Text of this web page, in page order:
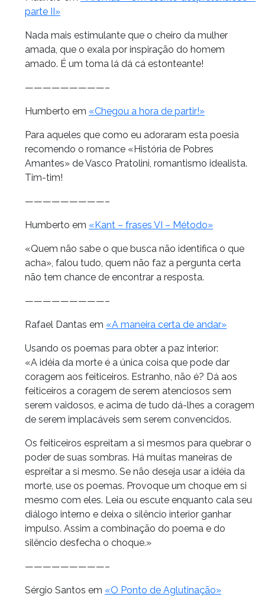
parte II»
Nada mais estimulante que o cheiro da mulher
amada, que o exala por inspiração do homem
amado. É um toma lá dá cá estonteante!
—————————–
Humberto em «Chegou a hora de partir!»
Para aqueles que como eu adoraram esta poesia
recomendo o romance «História de Pobres
Amantes» de Vasco Pratolini, romantismo idealista.
Tim-tim!
—————————–
Humberto em «Kant – frases VI – Método»
«Quem não sabe o que busca não identifica o que
acha», falou tudo, quem não faz a pergunta certa
não tem chance de encontrar a resposta.
—————————–
Rafael Dantas em «A maneira certa de andar»
Usando os poemas para obter a paz interior:
«A idéia da morte é a única coisa que pode dar
coragem aos feiticeiros. Estranho, não é? Dá aos
feiticeiros a coragem de serem atenciosos sem
serem vaidosos, e acima de tudo dá-lhes a coragem
de serem implacáveis sem serem convencidos.
Os feiticeiros espreitam a si mesmos para quebrar o
poder de suas sombras. Há muitas maneiras de
espreitar a si mesmo. Se não deseja usar a idéia da
morte, use os poemas. Provoque um choque em si
mesmo com eles. Leia ou escute enquanto cala seu
diálogo interno e deixa o silêncio interior ganhar
impulso. Assim a combinação do poema e do
silêncio desfecha o choque.»
—————————–
Sérgio Santos em «O Ponto de Aglutinação»